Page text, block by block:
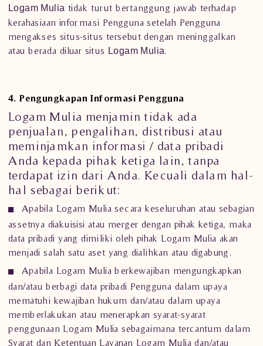
Logam Mulia tidak turut bertanggung jawab terhadap
kerahasiaan informasi Pengguna setelah Pengguna
mengakses situs-situs tersebut dengan meninggalkan
atau berada diluar situs Logam Mulia.
4. Pengungkapan Informasi Pengguna
Logam Mulia menjamin tidak ada
penjualan, pengalihan, distribusi atau
meminjamkan informasi / data pribadi
Anda kepada pihak ketiga lain, tanpa
terdapat izin dari Anda. Kecuali dalam hal-
hal sebagai berikut:
Apabila Logam Mulia secara keseluruhan atau sebagian
assetnya diakuisisi atau merger dengan pihak ketiga, maka
data pribadi yang dimiliki oleh pihak Logam Mulia akan
menjadi salah satu aset yang dialihkan atau digabung.
Apabila Logam Mulia berkewajiban mengungkapkan
dan/atau berbagi data pribadi Pengguna dalam upaya
mematuhi kewajiban hukum dan/atau dalam upaya
memberlakukan atau menerapkan syarat-syarat
penggunaan Logam Mulia sebagaimana tercantum dalam
Syarat dan Ketentuan Layanan Logam Mulia dan/atau